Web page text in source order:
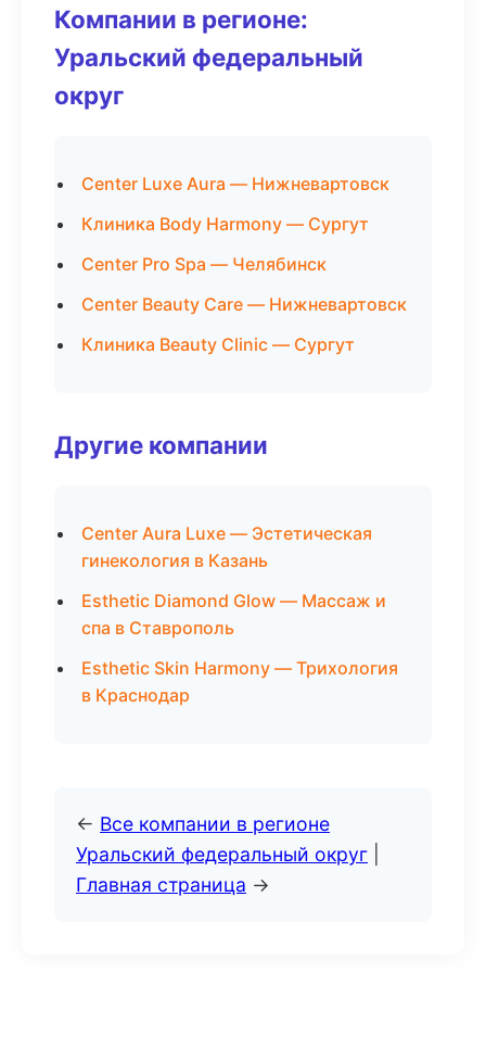
Компании в регионе:
Уральский федеральный
округ
Center Luxe Aura — Нижневартовск
Клиника Body Harmony — Сургут
Center Pro Spa — Челябинск
Center Beauty Care — Нижневартовск
Клиника Beauty Clinic — Сургут
Другие компании
Center Aura Luxe — Эстетическая
гинекология в Казань
Esthetic Diamond Glow — Массаж и
спа в Ставрополь
Esthetic Skin Harmony — Трихология
в Краснодар
← Все компании в регионе
Уральский федеральный округ
Главная страница →